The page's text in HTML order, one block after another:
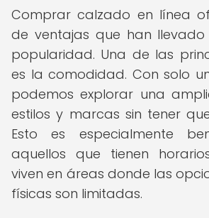
Comprar calzado en línea
de ventajas que han
popularidad. Una de las
es la comodidad. Con solo
podemos explorar una
estilos y marcas sin tener
Esto es especialmente
aquellos que tienen
viven en áreas donde las
físicas son limitadas.